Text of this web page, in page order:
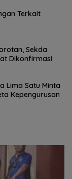
Terkait
Sekda
Dikonfirmasi
Lima Satu Minta
Kepengurusan